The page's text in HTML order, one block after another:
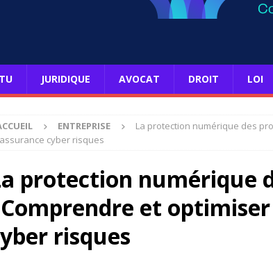
JURIDIQUE AVOCAT DROIT LOI
ENTREPRISE
La protection numérique des
cyber risques
protection numérique
et optimiser
risques